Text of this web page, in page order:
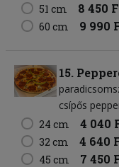
51 cm 8 450
60 cm 9 990
15.
csípős
24 cm
4 040
32 cm 4 640
45 cm 7 450